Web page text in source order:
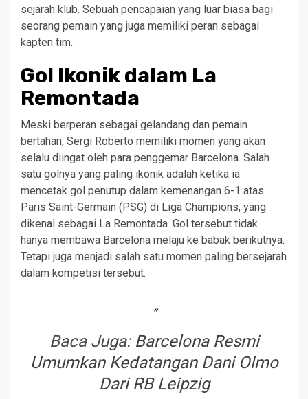
sejarah klub. Sebuah pencapaian yang luar biasa bagi
seorang pemain yang juga memiliki peran sebagai
kapten tim.
Gol Ikonik dalam La
Remontada
Meski berperan sebagai gelandang dan pemain
bertahan, Sergi Roberto memiliki momen yang akan
selalu diingat oleh para penggemar Barcelona. Salah
satu golnya yang paling ikonik adalah ketika ia
mencetak gol penutup dalam kemenangan 6-1 atas
Paris Saint-Germain (PSG) di Liga Champions, yang
dikenal sebagai La Remontada. Gol tersebut tidak
hanya membawa Barcelona melaju ke babak berikutnya.
Tetapi juga menjadi salah satu momen paling bersejarah
dalam kompetisi tersebut.
Baca Juga: Barcelona Resmi
Umumkan Kedatangan Dani Olmo
Dari RB Leipzig